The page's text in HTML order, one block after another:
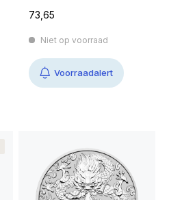
73,65
Niet op voorraad
Voorraadalert